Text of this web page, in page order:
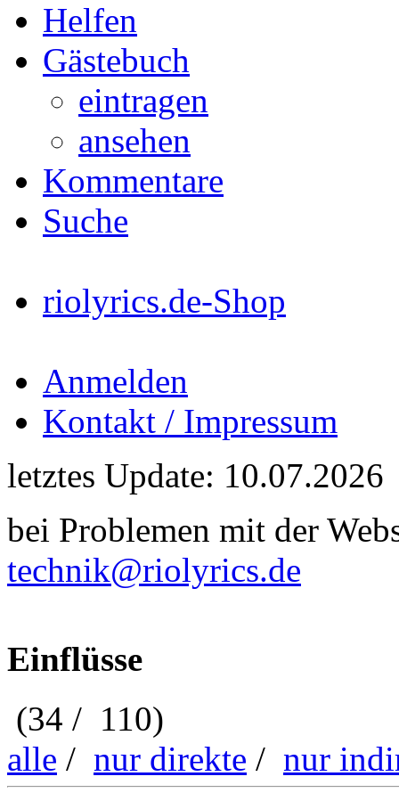
Helfen
Gästebuch
eintragen
ansehen
Kommentare
Suche
riolyrics.de-Shop
Anmelden
Kontakt / Impressum
letztes Update: 10.07.2026
bei Problemen mit der
technik@riolyrics.de
Einflüsse
(34 / 110)
alle / nur direkte / nur